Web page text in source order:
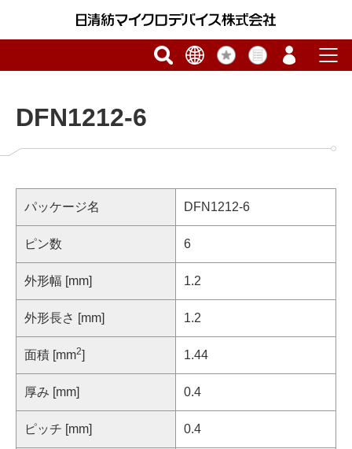
DFN1212-6
パッケージ名 DFN1212-6
ピン数 6
外形幅 [mm] 1.2
外形長さ [mm] 1.2
面積 [mm2] 1.44
厚み [mm] 0.4
ピッチ [mm] 0.4